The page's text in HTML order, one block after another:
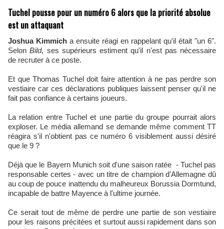
Tuchel pousse pour un numéro 6 alors que la priorité absolue
est un attaquant
Joshua Kimmich a ensuite réagi en rappelant qu'il était "un 6".
SelonBild, ses supérieurs estiment qu'il n'est pas nécessaire
de recruter à ce poste.
Et que Thomas Tuchel doit faire attention à ne pas perdre son
vestiaire car ces déclarations publiques laissent penser qu'il ne
fait pas confiance à certains joueurs.
La relation entre Tuchel et une partie du groupe pourrait alors
exploser. Le média allemand se demande même comment TT
réagira s'il n'obtient pas ce numéro 6 visiblement aussi désiré
que le 9 ?
Déjà que le Bayern Munich soit d'une saison ratée - Tuchel pas
responsable certes - avec un titre de champion d'Allemagne dû
au coup de pouce inattendu du malheureux Borussia Dormtund,
incapable de battre Mayence à l'ultime journée.
Ce serait tout de même de perdre une partie de son vestiaire
pour les raisons précitées et surtout aussi rapidement dans son